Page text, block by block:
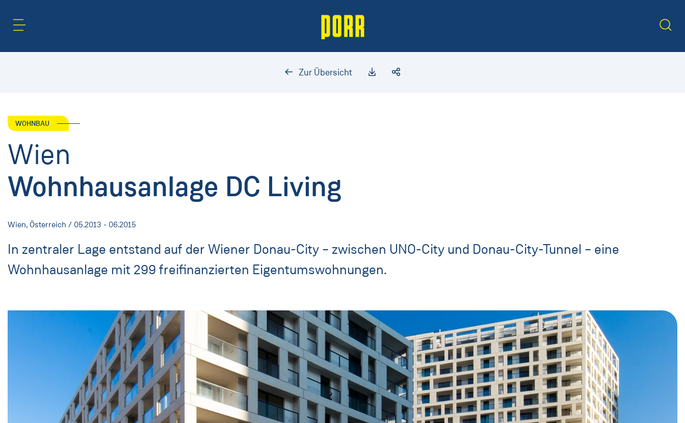
Zur Übersicht
WOHNBAU
Wien
Wohnhausanlage DC Living
Wien, Österreich / 05.2013 - 06.2015
In zentraler Lage entstand auf der Wiener Donau-City – zwischen UNO-City und Donau-City-Tunnel – eine
Wohnhausanlage mit 299 freifinanzierten Eigentumswohnungen.